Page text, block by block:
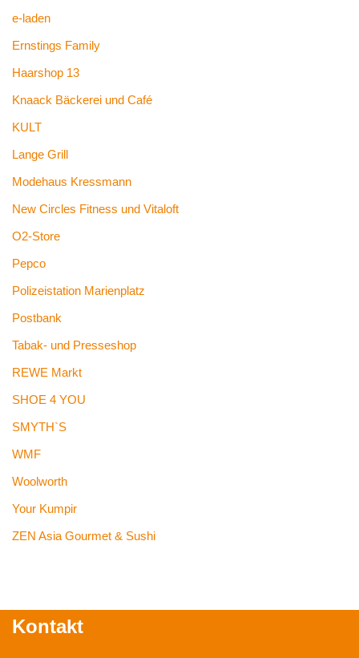
e-laden
Ernstings Family
Haarshop 13
Knaack Bäckerei und Café
KULT
Lange Grill
Modehaus Kressmann
New Circles Fitness und Vitaloft
O2-Store
Pepco
Polizeistation Marienplatz
Postbank
Tabak- und Presseshop
REWE Markt
SHOE 4 YOU
SMYTH`S
WMF
Woolworth
Your Kumpir
ZEN Asia Gourmet & Sushi
Kontakt